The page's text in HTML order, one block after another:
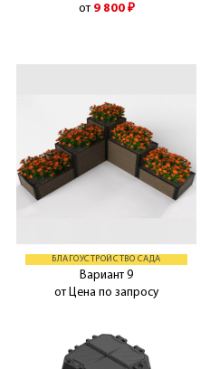
от 9 800 ₽
БЛАГОУСТРОЙСТВО САДА
Вариант 9
от Цена по запросу